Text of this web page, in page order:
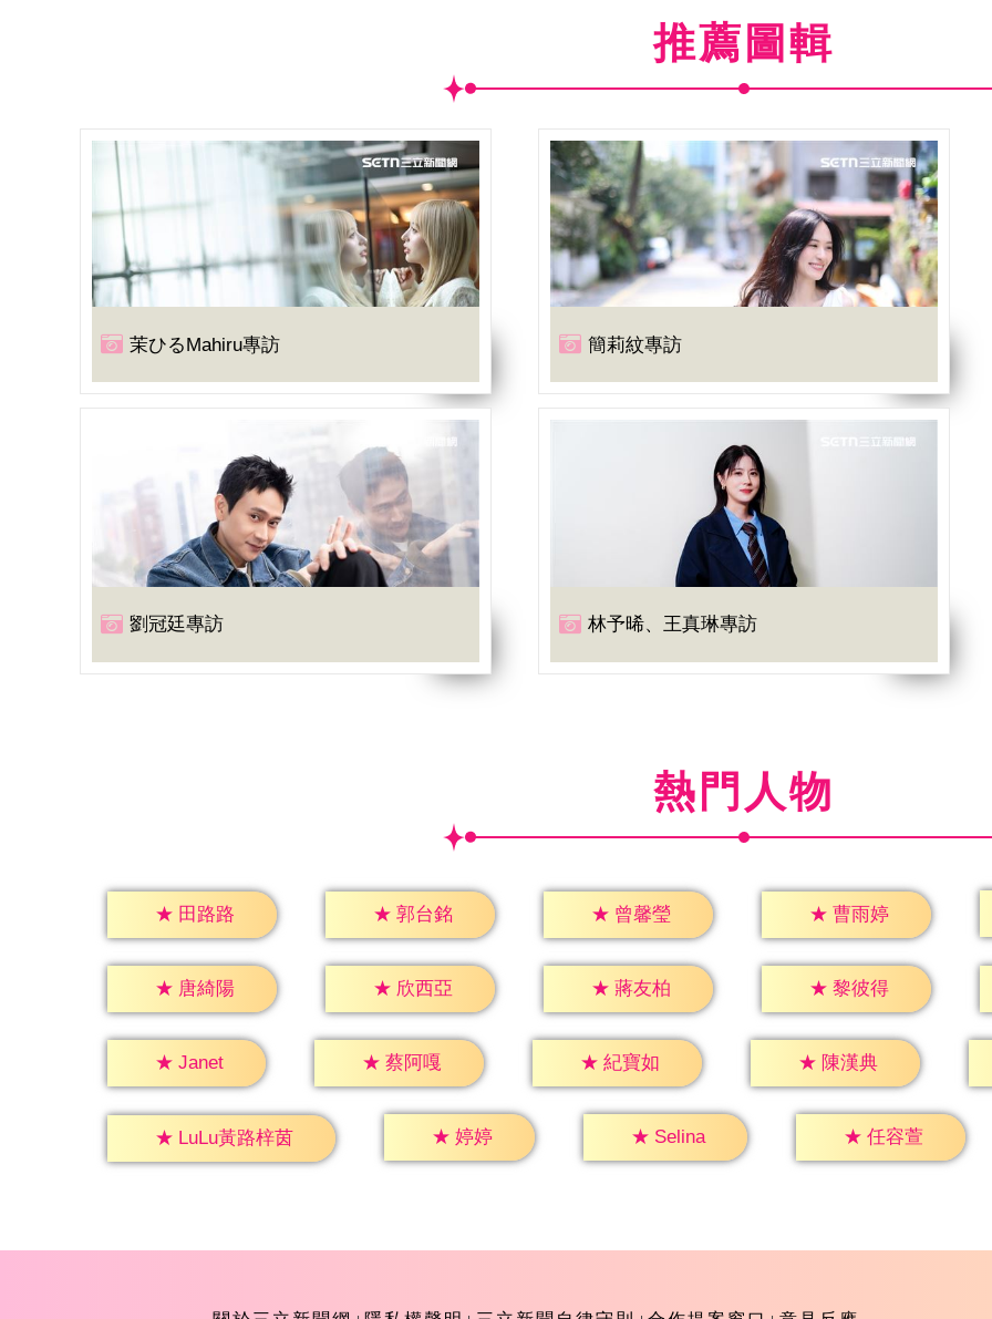
推薦圖輯
茉ひるMahiru專訪 簡莉紋專訪
劉冠廷專訪 林予晞、王真琳專訪
熱門人物
★ 田路路 ★ 郭台銘 ★ 曾馨瑩 ★ 曹雨婷
★ 唐綺陽 ★ 欣西亞 ★ 蔣友柏 ★ 黎彼得
★ Janet ★ 蔡阿嘎 ★ 紀寶如 ★ 陳漢典
★ LuLu黃路梓茵 ★ 婷婷 ★ Selina ★ 任容萱